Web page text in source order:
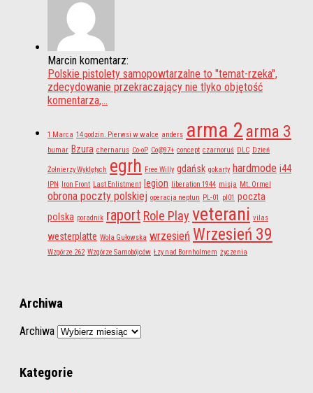
Marcin komentarz:
Polskie pistolety samopowtarzalne to "temat-rzeka",
zdecydowanie przekraczający nie tlyko objętość
komentarza,...
1 Marca 14 godzin. Pierwsi w walce anders arma 2 arma 3
bumar Bzura chernarus Co-oP Co@97+ concept czarnoruś DLC Dzień
Żołnierzy Wyklętych egrh Free Willy gdańsk gokarty hardmode i44
IPN Iron Front Last Enlistment legion liberation 1944 misja Mt. Ormel
obrona poczty polskiej operacja neptun PL-01 pl01 poczta
polska poradnik raport Role Playveterani vilas
westerplatte Wola Gułowska wrzesień Wrzesień 39
Wzgórze 262 Wzgórze Samobójców Łzy nad Bornholmem życzenia
Archiwa
Archiwa
Kategorie